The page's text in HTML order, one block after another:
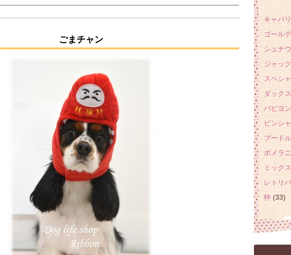
ごまチャン
キャバ
ゴール
シュナ
ジャッ
スペシ
ダックス
パピヨン
ピンシ
プードル
ポメラ
ミック
レトリ
狆(33)